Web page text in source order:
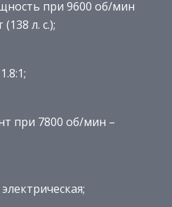
при 9600 об/мин
л. с.);
при 7800 об/мин –